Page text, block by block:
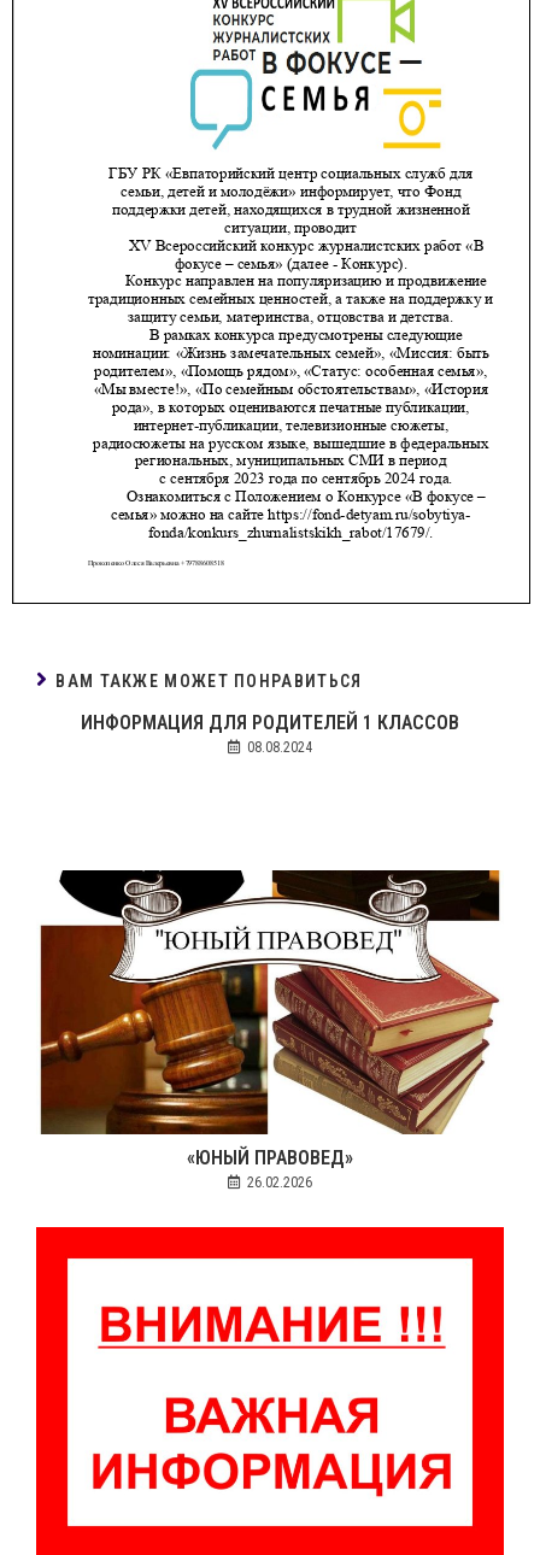
ВАМ ТАКЖЕ МОЖЕТ ПОНРАВИТЬСЯ
ИНФОРМАЦИЯ ДЛЯ РОДИТЕЛЕЙ 1 КЛАССОВ
08.08.2024
«ЮНЫЙ ПРАВОВЕД»
26.02.2026